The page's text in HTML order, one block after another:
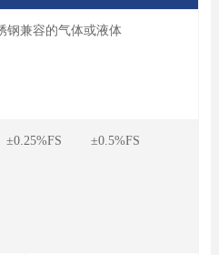
钢兼容的气体或液体
±0.5%FS